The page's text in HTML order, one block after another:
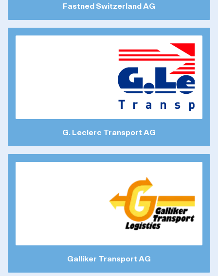
Fastned Switzerland AG
G. Leclerc Transport AG
Galliker Transport AG